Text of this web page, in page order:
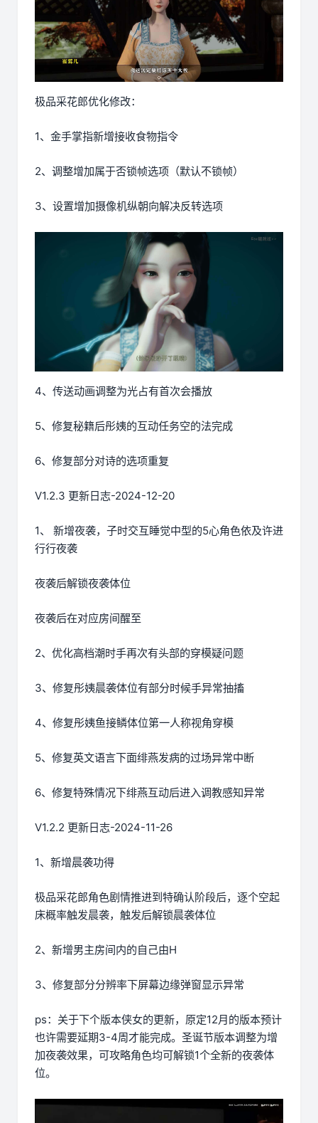
极品采花郎优化修改：
1、金手掌指新增接收食物指令
2、调整增加属于否锁帧选项（默认不锁帧）
3、设置增加摄像机纵朝向解决反转选项
4、传送动画调整为光占有首次会播放
5、修复秘籍后彤姨的互动任务空的法完成
6、修复部分对诗的选项重复
V1.2.3 更新日志-2024-12-20
1、 新增夜袭，子时交互睡觉中型的5心角色依及许进
行行夜袭
夜袭后解锁夜袭体位
夜袭后在对应房间醒至
2、优化高档潮时手再次有头部的穿模疑问题
3、修复彤姨晨袭体位有部分时候手异常抽搐
4、修复彤姨鱼接鳞体位第一人称视角穿模
5、修复英文语言下面绯燕发病的过场异常中断
6、修复特殊情况下绯燕互动后进入调教感知异常
V1.2.2 更新日志-2024-11-26
1、新增晨袭功得
极品采花郎角色剧情推进到特确认阶段后，逐个空起
床概率触发晨袭，触发后解锁晨袭体位
2、新增男主房间内的自己由H
3、修复部分分辨率下屏幕边缘弹窗显示异常
ps：关于下个版本侠女的更新，原定12月的版本预计
也许需要延期3-4周才能完成。圣诞节版本调整为增
加夜袭效果，可攻略角色均可解锁1个全新的夜袭体
位。